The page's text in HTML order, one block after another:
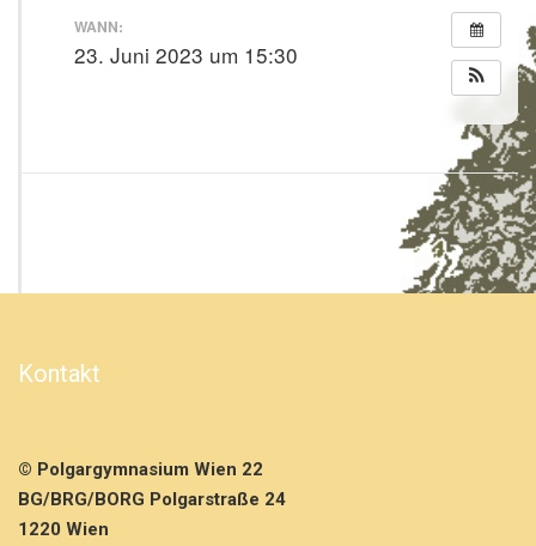
m
i
n
8
C
WANN:
23. Juni 2023 um 15:30
Kontakt
© Polgargymnasium Wien 22
BG/BRG/BORG Polgarstraße 24
1220 Wien